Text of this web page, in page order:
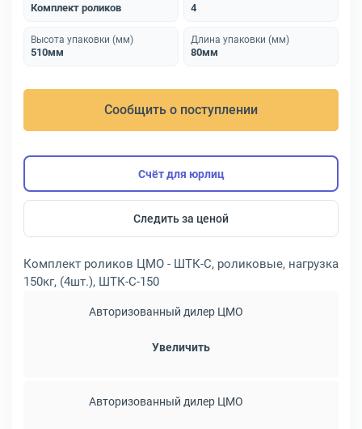
Комплект роликов 4
Высота упаковки (мм)
510мм
Длина упаковки (мм)
80мм
Сообщить о поступлении
Счёт для юрлиц
Следить за ценой
Комплект роликов ЦМО - ШТК-С, роликовые, нагрузка
150кг, (4шт.), ШТК-С-150
Авторизованный дилер ЦМО
Увеличить
Авторизованный дилер ЦМО